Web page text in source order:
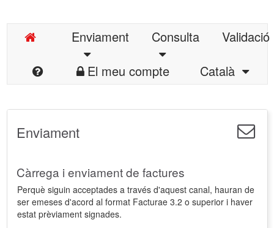
Enviament Consulta
Validació
El meu compte
Català
Enviament
Càrrega i enviament de factures
Perquè siguin acceptades a través d'aquest canal, hauran de
ser emeses d'acord al format Facturae 3.2 o superior i haver
estat prèviament signades.